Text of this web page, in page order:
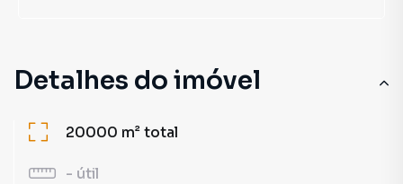
Detalhes do imóvel
20000 m²total
- útil